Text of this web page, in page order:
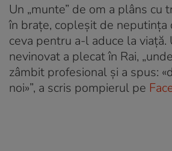
Un „munte” de om a plâns cu
în brațe, copleșit de neputința
ceva pentru a-l aduce la
nevinovat a plecat în Rai,
zâmbit profesional și a spus:
noi»”, a scris pompierul pe